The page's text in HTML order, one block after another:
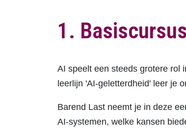
1.
AI speelt een steeds grotere rol
leerlijn 'AI-geletterdheid' leer je
Barend Last neemt je in deze
AI-systemen, welke kansen